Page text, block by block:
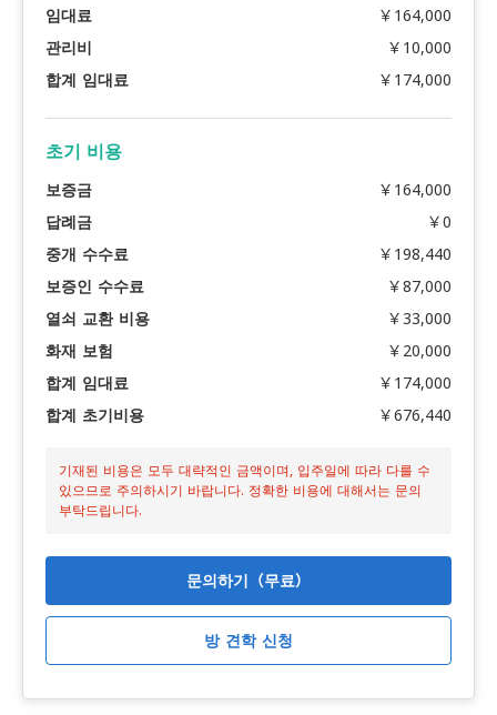
임대료
￥164,000
관리비
￥10,000
합계 임대료
￥174,000
초기 비용
보증금
￥164,000
답례금
￥0
중개 수수료
￥198,440
보증인 수수료
￥87,000
열쇠 교환 비용
￥33,000
화재 보험
￥20,000
합계 임대료
￥174,000
합계 초기비용
￥676,440
기재된 비용은 모두 대략적인 금액이며, 입주일에 따라 다를 수
있으므로 주의하시기 바랍니다. 정확한 비용에 대해서는 문의
부탁드립니다.
문의하기（무료）
방 견학 신청